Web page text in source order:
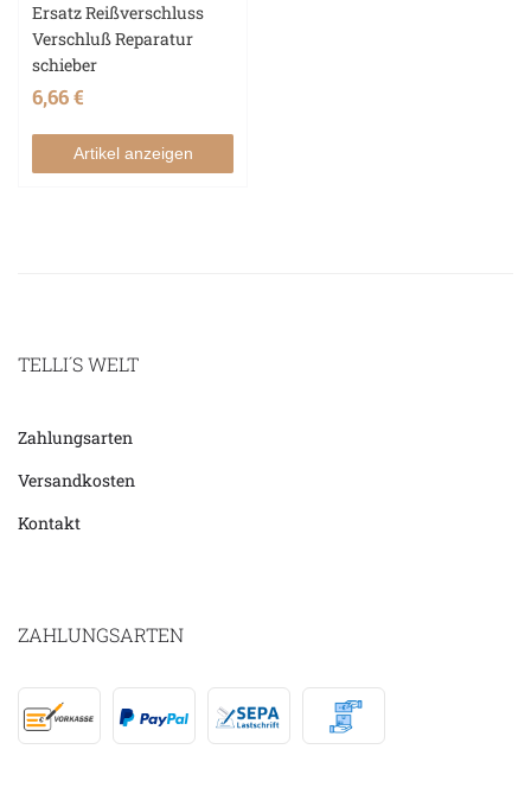
Ersatz Reißverschluss
Verschluß Reparatur
schieber
6,66 €
Artikel anzeigen
TELLI´S WELT
Zahlungsarten
Versandkosten
Kontakt
ZAHLUNGSARTEN